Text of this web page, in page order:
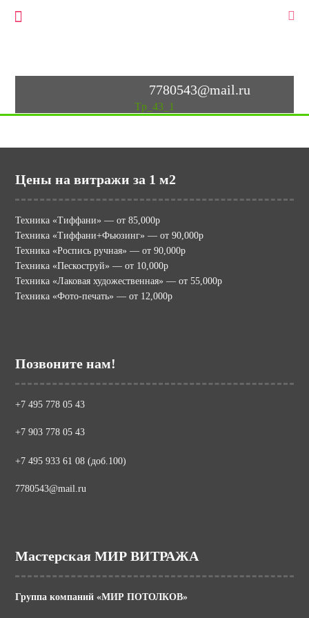
7780543@mail.ru
Tp_43_1
Цены на витражи за 1 м2
Техника «Тиффани» — от 85,000р
Техника «Тиффани+Фьюзинг» — от 90,000р
Техника «Роспись ручная» — от 90,000р
Техника «Пескоструй» — от 10,000р
Техника «Лаковая художественная» — от 55,000р
Техника «Фото-печать» — от 12,000р
Позвоните нам!
+7 495 778 05 43
+7 903 778 05 43
+7 495 933 61 08 (доб.100)
7780543@mail.ru
Мастерская МИР ВИТРАЖА
Группа компаний «МИР ПОТОЛКОВ»